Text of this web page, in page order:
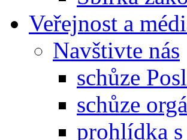
Veřejnost a
Navštivte nás
schůze
schůze
prohlídka